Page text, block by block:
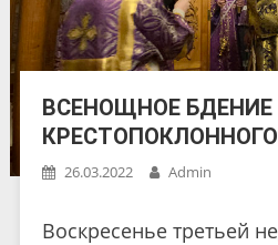
ВСЕНОЩНОЕ БДЕНИЕ
26.03.2022 Admin
Воскресенье третьей